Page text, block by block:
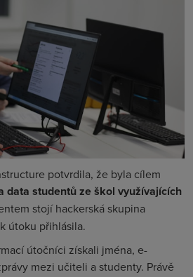
potvrdila, že byla cílem
data studentů ze škol využívajících
stojí hackerská skupina
útoku přihlásila.
útočníci získali jména, e-
mezi učiteli a studenty. Právě